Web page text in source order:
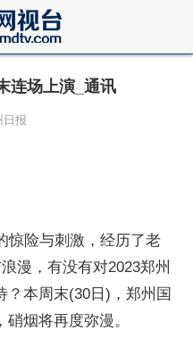
连场上演_通讯
日报
惊险与刺激，经历了老
漫，有没有对2023郑州
？本周末(30日)，郑州国
烟将再度弥漫。